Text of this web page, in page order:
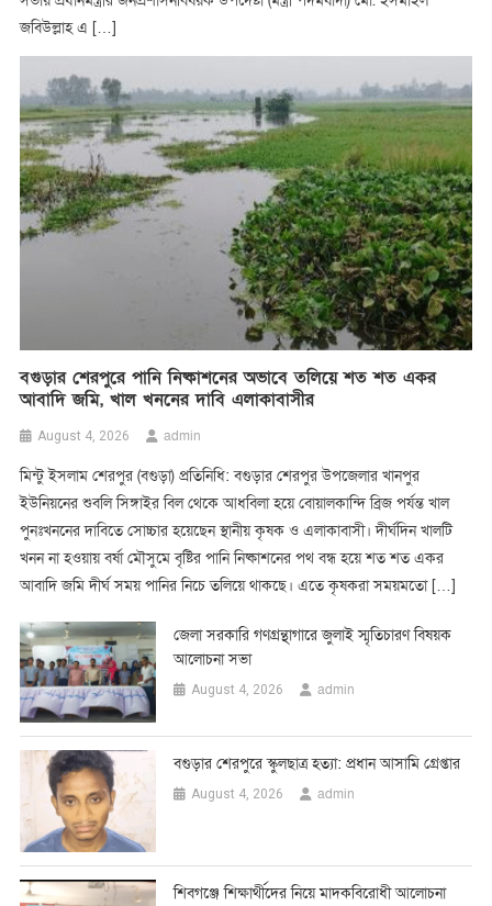
জবিউল্লাহ এ […]
বগুড়ার শেরপুরে পানি নিষ্কাশনের অভাবে তলিয়ে শত শত একর
আবাদি জমি, খাল খননের দাবি এলাকাবাসীর
August 4, 2026 admin
মিন্টু ইসলাম শেরপুর (বগুড়া) প্রতিনিধি: বগুড়ার শেরপুর উপজেলার খানপুর
ইউনিয়নের শুবলি সিঙ্গাইর বিল থেকে আধবিলা হয়ে বোয়ালকান্দি ব্রিজ পর্যন্ত খাল
পুনঃখননের দাবিতে সোচ্চার হয়েছেন স্থানীয় কৃষক ও এলাকাবাসী। দীর্ঘদিন খালটি
খনন না হওয়ায় বর্ষা মৌসুমে বৃষ্টির পানি নিষ্কাশনের পথ বন্ধ হয়ে শত শত একর
আবাদি জমি দীর্ঘ সময় পানির নিচে তলিয়ে থাকছে। এতে কৃষকরা সময়মতো […]
জেলা সরকারি গণগ্রন্থাগারে জুলাই স্মৃতিচারণ বিষয়ক
আলোচনা সভা
August 4, 2026 admin
বগুড়ার শেরপুরে স্কুলছাত্র হত্যা: প্রধান আসামি গ্রেপ্তার
August 4, 2026 admin
শিবগঞ্জে শিক্ষার্থীদের নিয়ে মাদকবিরোধী আলোচনা